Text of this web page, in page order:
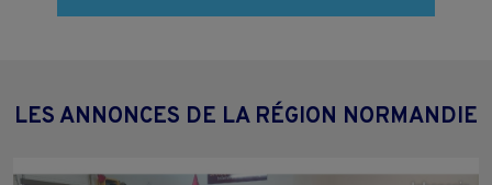
LES ANNONCES DE LA RÉGION NORMANDIE